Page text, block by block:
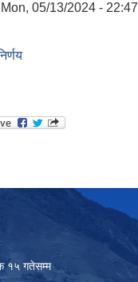
Mon, 05/13/2024 - 22:47
१५ गतेसम्म